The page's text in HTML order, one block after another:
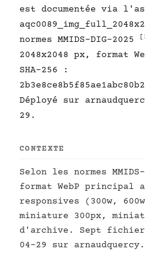
est documentée via
normes MMIDS-DIG-2025
2048x2048 px, format
SHA-256 :
Déployé sur
29.
CONTEXTE
Selon les normes
format WebP principal
responsives (300w,
miniature 300px,
d'archive. Sept
04-29 sur